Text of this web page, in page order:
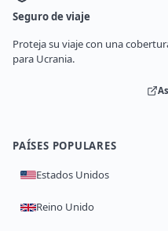
Seguro de viaje
Proteja su viaje con una
para Ucrania.
PAÍSES POPULARES
Estados Unidos
Reino Unido